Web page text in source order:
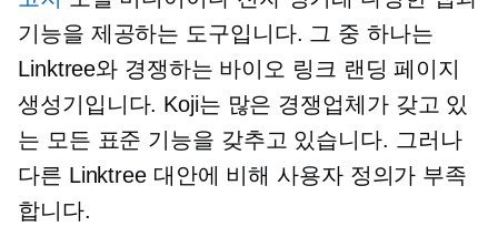
기능을 제공하는 도구입니다. 그 중 하나는
Linktree와 경쟁하는 바이오 링크 랜딩 페이지
생성기입니다. Koji는 많은 경쟁업체가 갖고 있
는 모든 표준 기능을 갖추고 있습니다. 그러나
다른 Linktree 대안에 비해 사용자 정의가 부족
합니다.